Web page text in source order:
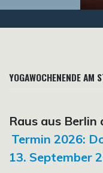
YOGAWOCHENENDE AM
Raus aus Berlin
Termin 2026:
13. September